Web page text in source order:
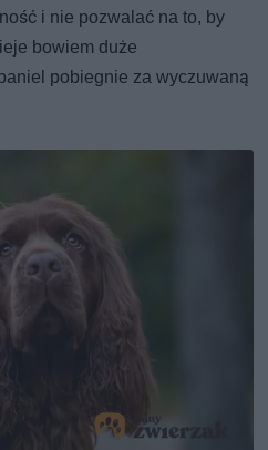
i nie pozwalać na to, by
bowiem duże
pobiegnie za wyczuwaną